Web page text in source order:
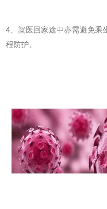
4、就医回家途中亦需避免乘
程防护。